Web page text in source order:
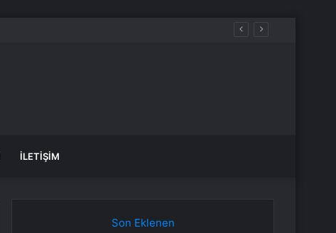
İLETIŞIM
Son Eklenen